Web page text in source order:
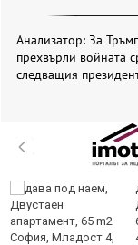
Анализатор: За
прехвърли войната
следващия